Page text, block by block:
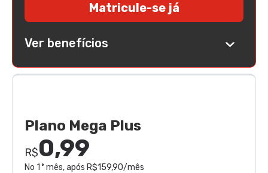
Matricule-se já
Ver benefícios
Plano Mega Plus
R$0,99
No 1° mês, após R$159,90/mês